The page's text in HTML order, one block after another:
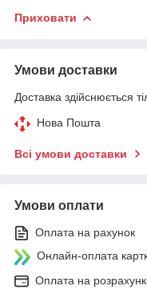
Приховати
Умови доставки
Доставка здійснюється
Нова Пошта
Всі умови доставки
Умови оплати
Оплата на рахунок
Онлайн-оплата
Оплата на